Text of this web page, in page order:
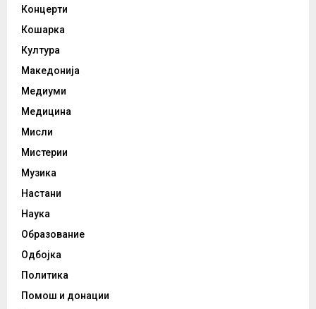
Концерти
Кошарка
Култура
Македонија
Медиуми
Медицина
Мисли
Мистерии
Музика
Настани
Наука
Образование
Одбојка
Политика
Помош и донации